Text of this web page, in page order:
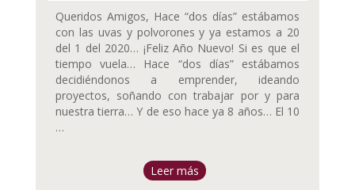
Queridos Amigos, Hace “dos días” estábamos
con las uvas y polvorones y ya estamos a 20
del 1 del 2020… ¡Feliz Año Nuevo! Si es que el
tiempo vuela… Hace “dos días” estábamos
decidiéndonos a emprender, ideando
proyectos, soñando con trabajar por y para
nuestra tierra… Y de eso hace ya 8 años… El 10
…
Leer más